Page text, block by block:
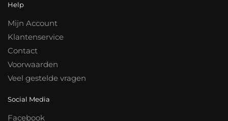
Help
Mijn Account
Klantenservice
Contact
Voorwaarden
Veel gestelde vragen
Social Media
Facebook